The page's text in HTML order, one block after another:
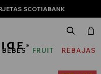
SCOTIABANK
BEBÉS
FRUIT
REBAJAS